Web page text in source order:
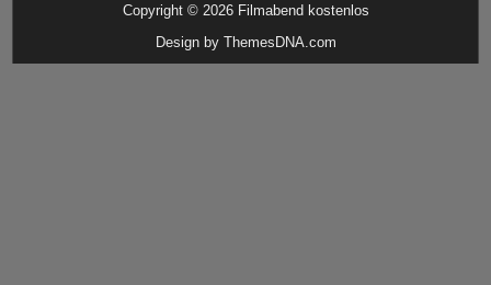
Copyright © 2026 Filmabend kostenlos
Design by ThemesDNA.com